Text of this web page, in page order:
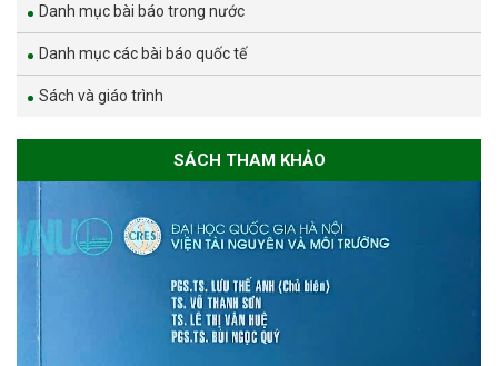
Danh mục bài báo trong nước
Danh mục các bài báo quốc tế
Sách và giáo trình
SÁCH THAM KHẢO